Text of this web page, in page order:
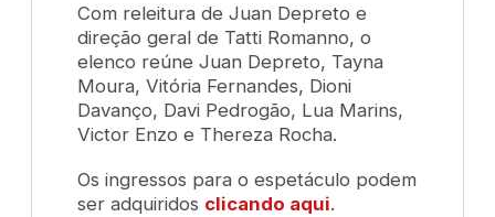
Com releitura de Juan Depreto e
direção geral de Tatti Romanno, o
elenco reúne Juan Depreto, Tayna
Moura, Vitória Fernandes, Dioni
Davanço, Davi Pedrogão, Lua Marins,
Victor Enzo e Thereza Rocha.
Os ingressos para o espetáculo podem
ser adquiridos clicando aqui.